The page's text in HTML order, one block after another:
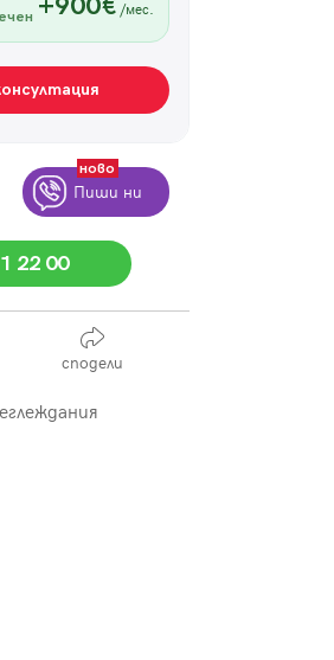
/мес.
Пиши ни
ново
22 00
сподели